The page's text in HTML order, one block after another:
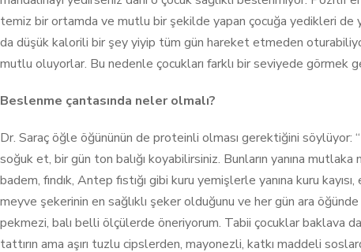
temiz bir ortamda ve mutlu bir şekilde yapan çocuğa yedikleri de
da düşük kalorili bir şey yiyip tüm gün hareket etmeden
mutlu oluyorlar. Bu nedenle çocukları farklı bir seviyede görmek
Beslenme çantasında neler olmalı?
Dr. Saraç öğle öğününün de proteinli olması gerektiğini söylüyor:
soğuk et, bir gün ton balığı koyabilirsiniz. Bunların yanına
badem, fındık, Antep fıstığı gibi kuru yemişlerle yanına kuru
meyve şekerinin en sağlıklı şeker olduğunu ve her gün ara
pekmezi, balı belli ölçülerde öneriyorum. Tabii çocuklar baklava
tattırın ama aşırı tuzlu cipslerden, mayonezli, katkı maddeli